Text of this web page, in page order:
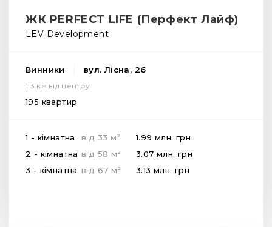
ЖК PERFECT LIFE (Перфект Лайф)
LEV Development
Винники вул. Лісна, 2б
1.3 км від центру
195 квартир
1 - кімнатна від 33 м 2 1.99 млн. грн
2 - кімнатна від 58 м 2 3.07 млн. грн
3 - кімнатна від 67 м 2 3.13 млн. грн